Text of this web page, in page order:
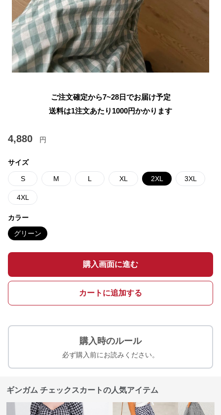
ご注文確定から7~28日でお届け予定
送料は1注文あたり 1000円かかります
4,880 円
サイズ
S M L XL 2XL 3XL
4XL
カラー
グリーン
購入画面に進む
カートに追加する
購入時のルール
必ず購入前にお読みください。
ギンガム チェックスカートの人気アイテム